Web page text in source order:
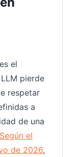
el
pierde
respetar
a
de una
Según el
de 2026,